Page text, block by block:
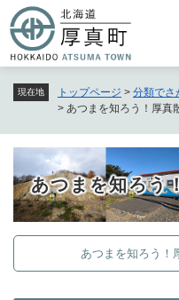
ー
ジ
で
す
。
現在地 トップページ > 分類でさ
> あつまを知ろう！厚真
あつまを知ろう
あつまを知ろう！